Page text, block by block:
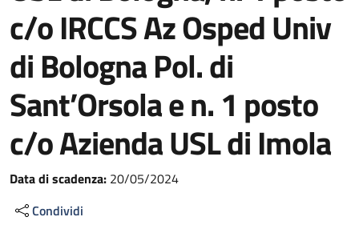
c/o IRCCS Az Osped Univ
di Bologna Pol. di
Sant’Orsola e n. 1 posto
c/o Azienda USL di Imola
Data di scadenza: 20/05/2024
Condividi